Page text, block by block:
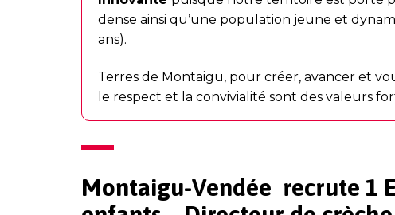
dense ainsi qu’une population jeune et
ans).
Terres de Montaigu, pour créer, avancer et
le respect et la convivialité sont des valeurs
Montaigu-Vendée recrute 1